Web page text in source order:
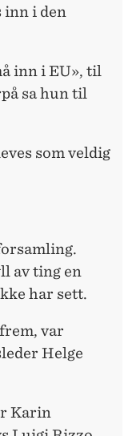
inn i den
inn i EU», til
sa hun til
som veldig
av ting en
har sett.
var
Helge
Karin